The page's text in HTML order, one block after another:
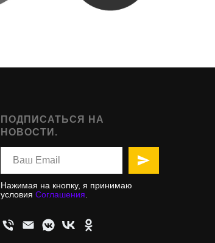
ПОДПИСАТЬСЯ НА
НОВОСТИ.
Нажимая на кнопку, я принимаю
условия Соглашения